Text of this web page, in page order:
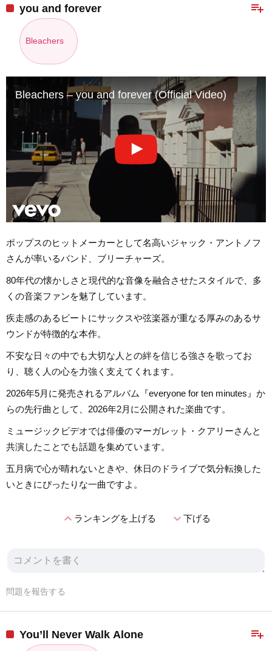
playlist_add
you and forever
Bleachers
Bleachers – you and forever (Official Video)
ポップスのヒットメーカーとして名高いジャック・アントノフ
さんが率いるバンド、ブリーチャーズ。
80年代の懐かしさと現代的な音像を融合させたスタイルで、多
くの音楽ファンを魅了しています。
疾走感のあるビートにサックスや弦楽器が重なる厚みのあるサ
ウンドが特徴的な本作。
不安な日々の中でも大切な人との絆を信じる強さを歌ってお
り、聴く人の心を力強く支えてくれます。
2026年5月に発売されるアルバム『everyone for ten minutes』か
らの先行曲として、2026年2月に公開された楽曲です。
ミュージックビデオでは俳優のマーガレット・クアリーさんと
共演したことでも話題を集めています。
五月病で心が晴れないときや、休日のドライブで気分転換した
いときにぴったりな一曲ですよ。
expand_lessランキングを上げる expand_more下げる
問題を報告する
playlist_add
You’ll Never Walk Alone